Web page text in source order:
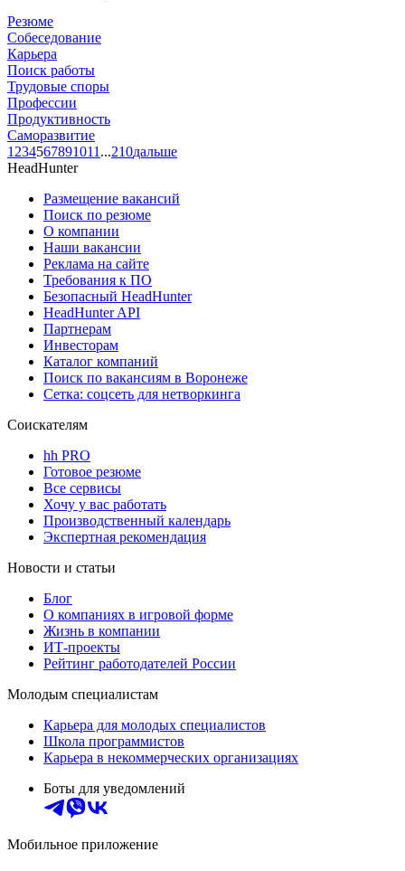
Резюме
Собеседование
Карьера
Поиск работы
Трудовые споры
Профессии
Продуктивность
Саморазвитие
1 234567891011 ...210дальше
HeadHunter
Размещение вакансий
Поиск по резюме
О компании
Наши вакансии
Реклама на сайте
Требования к ПО
Безопасный HeadHunter
HeadHunter API
Партнерам
Инвесторам
Каталог компаний
Поиск по вакансиям в Воронеже
Сетка: соцсеть для нетворкинга
Соискателям
hh PRO
Готовое резюме
Все сервисы
Хочу у вас работать
Производственный календарь
Экспертная рекомендация
Новости и статьи
Блог
О компаниях в игровой форме
Жизнь в компании
ИТ-проекты
Рейтинг работодателей России
Молодым специалистам
Карьера для молодых специалистов
Школа программистов
Карьера в некоммерческих организациях
Боты для уведомлений
Мобильное приложение